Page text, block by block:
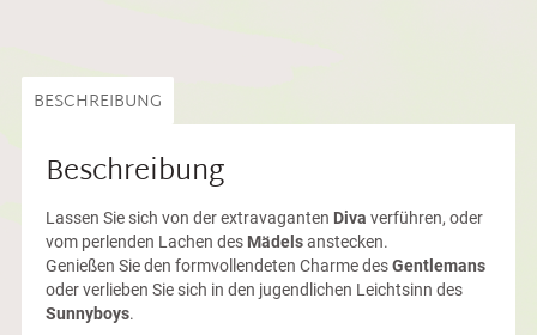
BESCHREIBUNG
Beschreibung
Lassen Sie sich von der extravaganten Diva verführen, oder
vom perlenden Lachen des Mädelsanstecken.
Genießen Sie den formvollendeten Charme desGentlemans
oder verlieben Sie sich in den jugendlichen Leichtsinn des
Sunnyboys.